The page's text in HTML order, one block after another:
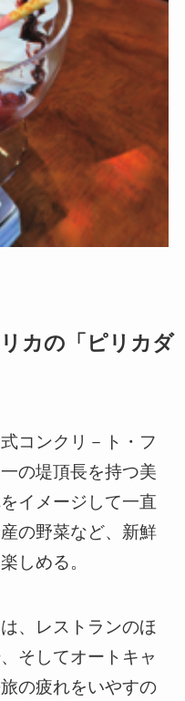
カの「ピリカダ
コンクリ－ト・フ
の堤頂長を持つ美
イメージして一直
の野菜など、新鮮
しめる。
、レストランのほ
そしてオートキャ
の疲れをいやすの